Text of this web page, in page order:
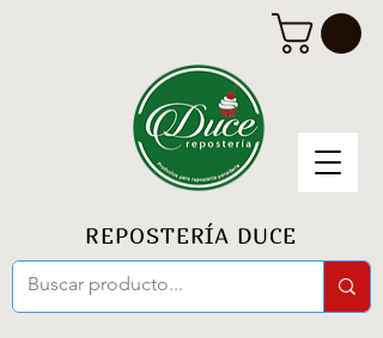
REPOSTERÍA DUCE